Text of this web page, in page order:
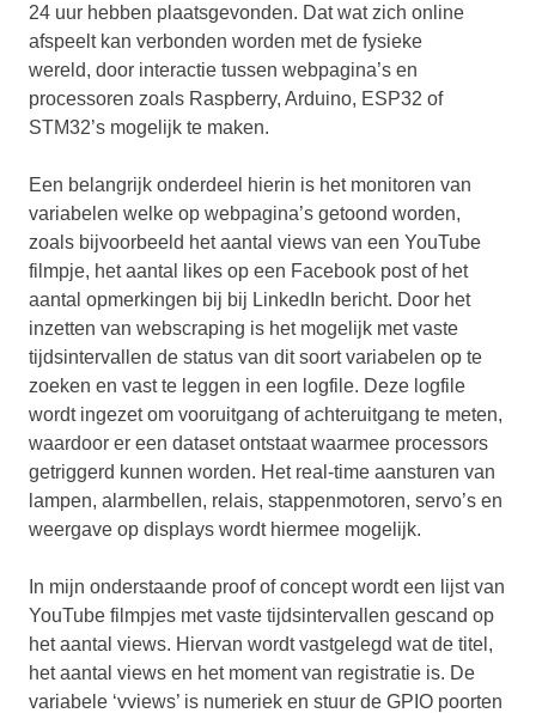
24 uur hebben plaatsgevonden. Dat wat zich online
afspeelt kan verbonden worden met de fysieke
wereld, door interactie tussen webpagina’s en
processoren zoals Raspberry, Arduino, ESP32 of
STM32’s mogelijk te maken.
Een belangrijk onderdeel hierin is het monitoren van
variabelen welke op webpagina’s getoond worden,
zoals bijvoorbeeld het aantal views van een YouTube
filmpje, het aantal likes op een Facebook post of het
aantal opmerkingen bij bij LinkedIn bericht. Door het
inzetten van webscraping is het mogelijk met vaste
tijdsintervallen de status van dit soort variabelen op te
zoeken en vast te leggen in een logfile. Deze logfile
wordt ingezet om vooruitgang of achteruitgang te meten,
waardoor er een dataset ontstaat waarmee processors
getriggerd kunnen worden. Het real-time aansturen van
lampen, alarmbellen, relais, stappenmotoren, servo’s en
weergave op displays wordt hiermee mogelijk.
In mijn onderstaande proof of concept wordt een lijst van
YouTube filmpjes met vaste tijdsintervallen gescand op
het aantal views. Hiervan wordt vastgelegd wat de titel,
het aantal views en het moment van registratie is. De
variabele ‘vviews’ is numeriek en stuur de GPIO poorten